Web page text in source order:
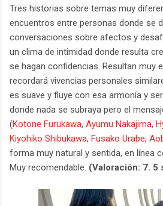
Tres historias sobre temas muy
encuentros entre personas donde se
conversaciones sobre afectos y
un clima de intimidad donde resulta
se hagan confidencias. Resultan muy
recordará vivencias personales
es suave y fluye con esa armonía y
donde nada se subraya pero el
(Kotone Furukawa, Ayumu Nakajima,
Kiyohiko Shibukawa, Fusako Urabe,
forma muy natural y sentida, en línea
Muy recomendable. (Valoración: 7. 5